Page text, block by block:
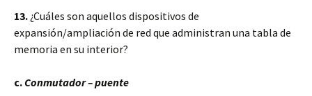
13. ¿Cuáles son aquellos dispositivos de
expansión/ampliación de red que administran una tabla de
memoria en su interior?
c. Conmutador – puente